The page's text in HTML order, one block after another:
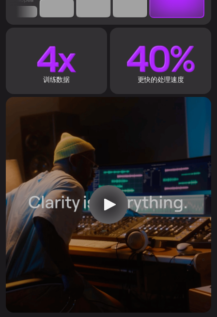
训练数据 更快的处理速度